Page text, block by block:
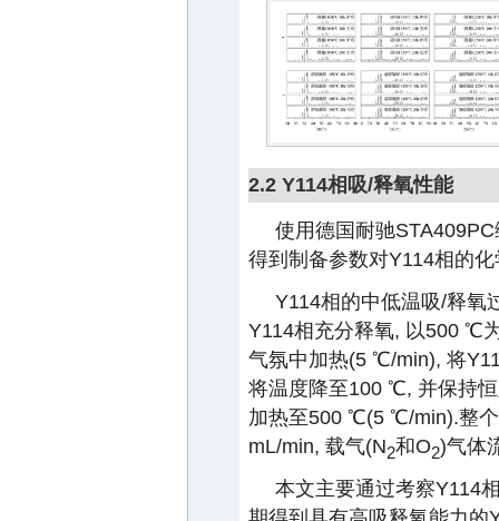
2.2 Y114相吸/释氧性能
使用德国耐驰
得到制备参数对Y114相的
Y114相的中低温吸/释
Y114相充分释氧, 以500 ℃
气氛中加热(5 ℃/min), 将
将温度降至100 ℃, 并保持
加热至500 ℃(5 ℃/min).整
mL/min, 载气(N2和O2)气体
本文主要通过考察Y114